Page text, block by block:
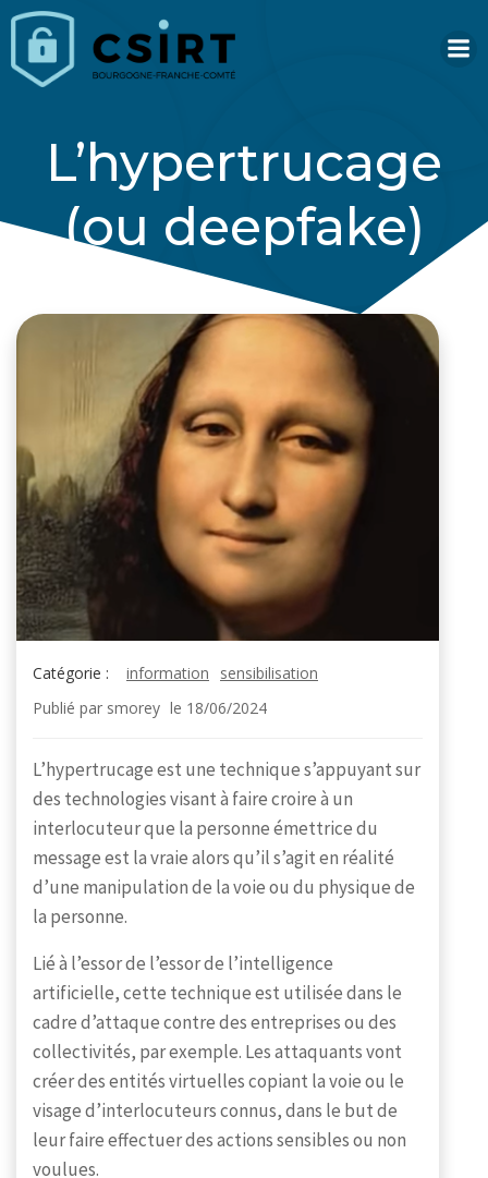
L’hypertrucage
(ou deepfake)
Catégorie : information
sensibilisation
Publié par smorey le 18/06/2024
L’hypertrucage est une technique s’appuyant sur
des technologies visant à faire croire à un
interlocuteur que la personne émettrice du
message est la vraie alors qu’il s’agit en réalité
d’une manipulation de la voie ou du physique de
la personne.
Lié à l’essor de l’essor de l’intelligence
artificielle, cette technique est utilisée dans le
cadre d’attaque contre des entreprises ou des
collectivités, par exemple. Les attaquants vont
créer des entités virtuelles copiant la voie ou le
visage d’interlocuteurs connus, dans le but de
leur faire effectuer des actions sensibles ou non
voulues.